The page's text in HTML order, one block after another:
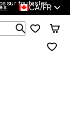
sur toutes les
CA/FR
Recherche